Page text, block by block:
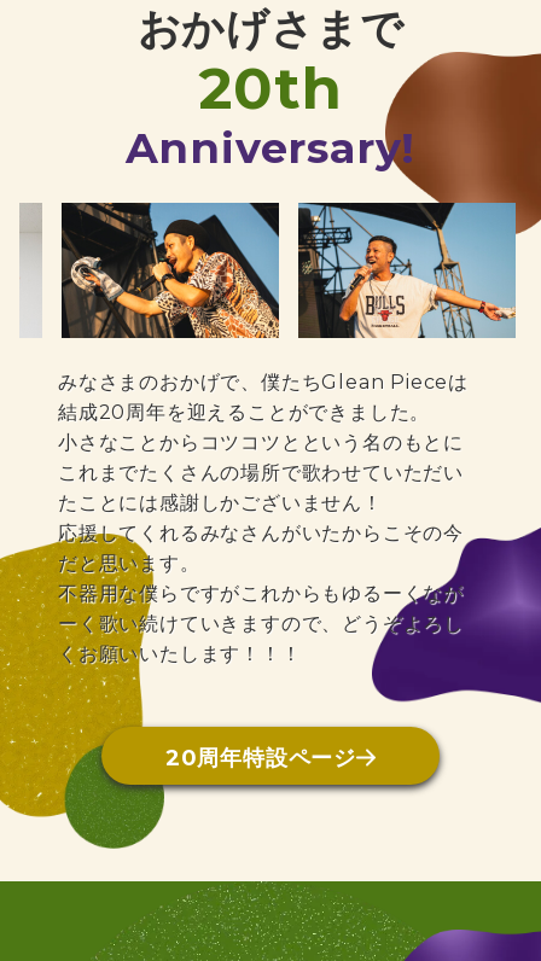
おかげさまで
20th
Anniversary!
みなさまのおかげで、僕たちGlean Pieceは
結成20周年を迎えることができました。
小さなことからコツコツとという名のもとに
これまでたくさんの場所で歌わせていただい
たことには感謝しかございません！
応援してくれるみなさんがいたからこその今
だと思います。
不器用な僕らですがこれからもゆるーくなが
ーく歌い続けていきますので、どうぞよろし
くお願いいたします！！！
20周年特設ページ